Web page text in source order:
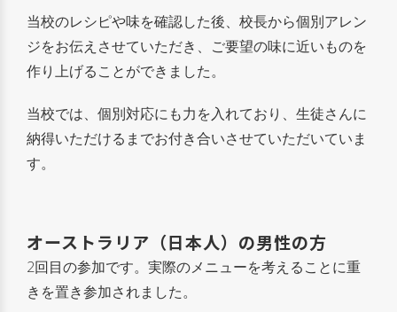
当校のレシピや味を確認した後、校長から個別アレン
ジをお伝えさせていただき、ご要望の味に近いものを
作り上げることができました。
当校では、個別対応にも力を入れており、生徒さんに
納得いただけるまでお付き合いさせていただいていま
す。
オーストラリア（日本人）の男性の方
2回目の参加です。実際のメニューを考えることに重
きを置き参加されました。